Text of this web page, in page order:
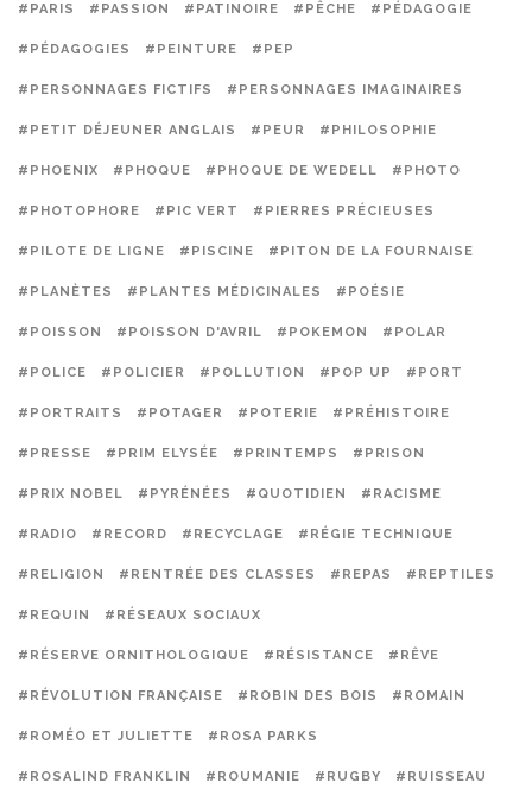
#PARIS #PASSION #PATINOIRE #PÊCHE #PÉDAGOGIE
#PÉDAGOGIES #PEINTURE #PEP
#PERSONNAGES FICTIFS #PERSONNAGES IMAGINAIRES
#PETIT DÉJEUNER ANGLAIS #PEUR #PHILOSOPHIE
#PHOENIX #PHOQUE #PHOQUE DE WEDELL #PHOTO
#PHOTOPHORE #PIC VERT #PIERRES PRÉCIEUSES
#PILOTE DE LIGNE #PISCINE #PITON DE LA FOURNAISE
#PLANÈTES #PLANTES MÉDICINALES #POÉSIE
#POISSON #POISSON D'AVRIL #POKEMON #POLAR
#POLICE #POLICIER #POLLUTION #POP UP #PORT
#PORTRAITS #POTAGER #POTERIE #PRÉHISTOIRE
#PRESSE #PRIM ELYSÉE #PRINTEMPS #PRISON
#PRIX NOBEL #PYRÉNÉES #QUOTIDIEN #RACISME
#RADIO #RECORD #RECYCLAGE #RÉGIE TECHNIQUE
#RELIGION #RENTRÉE DES CLASSES #REPAS #REPTILES
#REQUIN #RÉSEAUX SOCIAUX
#RÉSERVE ORNITHOLOGIQUE #RÉSISTANCE #RÊVE
#RÉVOLUTION FRANÇAISE #ROBIN DES BOIS #ROMAIN
#ROMÉO ET JULIETTE #ROSA PARKS
#ROSALIND FRANKLIN #ROUMANIE #RUGBY #RUISSEAU